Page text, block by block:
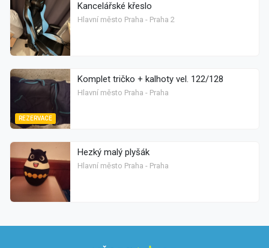
Kancelářské křeslo
Hlavní město Praha - Praha 2
REZERVACE
Komplet tričko + kalhoty vel. 122/128
Hlavní město Praha - Praha
Hezký malý plyšák
Hlavní město Praha - Praha